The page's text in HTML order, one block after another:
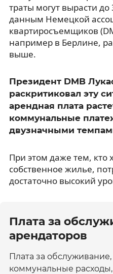
траты могут вырасти до
данным Немецкой
квартиросъемщиков
например в Берлине,
выше.
Президент DMB
раскритиковал эту
арендная плата
коммунальные
двузначными
При этом даже тем, кто
собственное жилье,
достаточно высокий
Плата за
арендаторов
Плата за
коммунальные